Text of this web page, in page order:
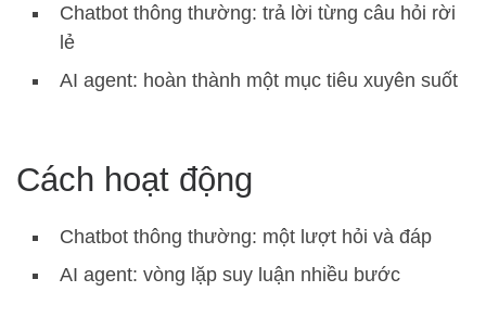
Chatbot thông thường: trả lời từng câu hỏi rời
lẻ
AI agent: hoàn thành một mục tiêu xuyên suốt
Cách hoạt động
Chatbot thông thường: một lượt hỏi và đáp
AI agent: vòng lặp suy luận nhiều bước